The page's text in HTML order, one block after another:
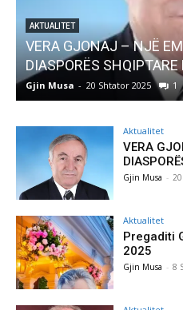
I AKTUALITET
Pregaditi
Gjin Musa - 8
Aktualitet
VERA
Gjin Musa -
Aktualitet
Pregaditi
2025
Gjin Musa - 8